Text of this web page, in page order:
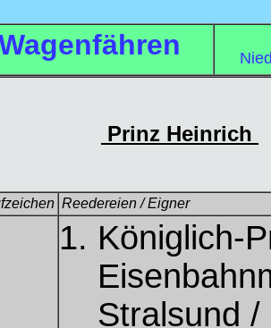
Prinz Heinrich
Reedereien / Eigner
Königlich-
Stralsund /